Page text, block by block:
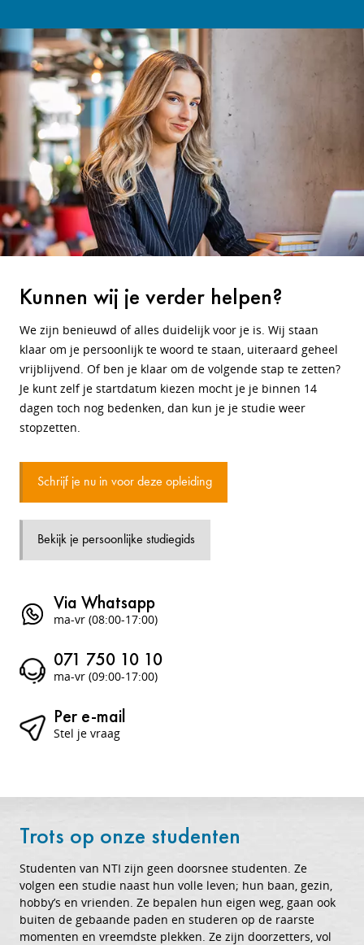
Kunnen wij je verder helpen?
We zijn benieuwd of alles duidelijk voor je is. Wij staan
klaar om je persoonlijk te woord te staan, uiteraard geheel
vrijblijvend. Of ben je klaar om de volgende stap te zetten?
Je kunt zelf je startdatum kiezen mocht je je binnen 14
dagen toch nog bedenken, dan kun je je studie weer
stopzetten.
Schrijf je nu in voor deze opleiding
Bekijk je persoonlijke studiegids
Via Whatsapp
ma-vr (08:00-17:00)
071 750 10 10
ma-vr (09:00-17:00)
Per e-mail
Stel je vraag
Trots op onze studenten
Studenten van NTI zijn geen doorsnee studenten. Ze
volgen een studie naast hun volle leven; hun baan, gezin,
hobby’s en vrienden. Ze bepalen hun eigen weg, gaan ook
buiten de gebaande paden en studeren op de raarste
momenten en vreemdste plekken. Ze zijn doorzetters, vol